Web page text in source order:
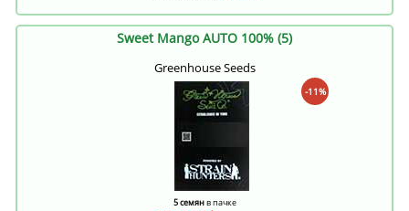
Sweet Mango AUTO 100% (5)
Greenhouse Seeds
-11%
5 семянв пачке